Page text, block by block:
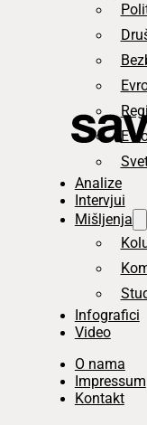
Analize
Intervjui
Mišljenja
Infografici
Video
O nama
Impressum
Kontakt